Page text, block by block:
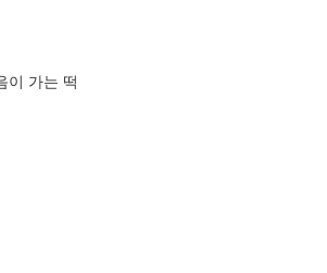
이 가는 떡